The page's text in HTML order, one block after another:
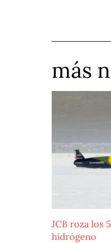
más
JCB roza los
hidrógeno